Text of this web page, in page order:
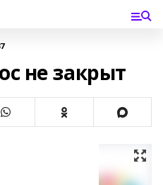
не закрыт